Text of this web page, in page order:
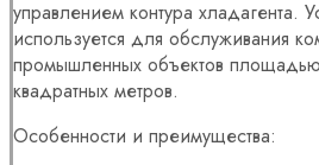
управлением контура хладагента.
используется для обслуживания
промышленных объектов
квадратных метров.
Особенности и преимущества: